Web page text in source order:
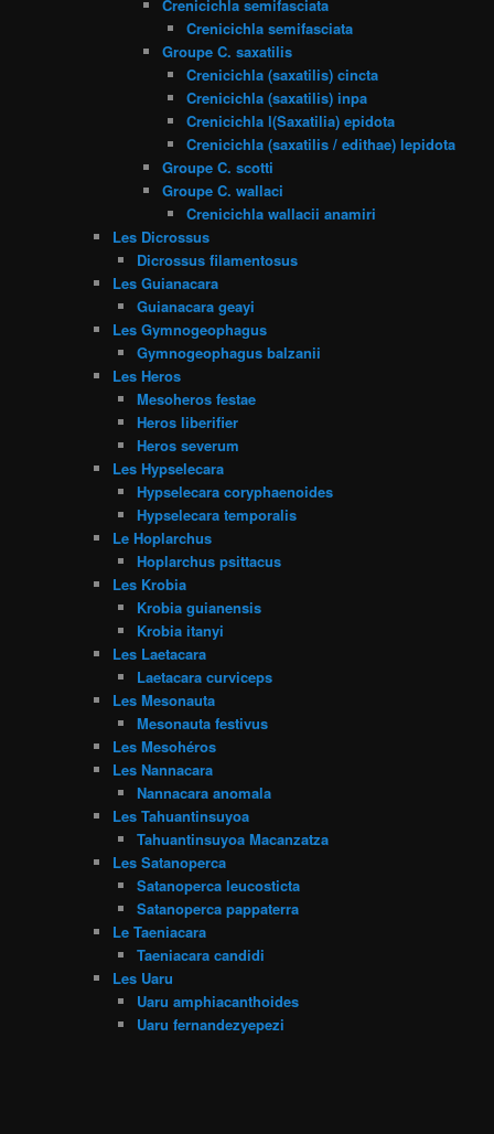
Crenicichla semifasciata
Crenicichla semifasciata
Groupe C. saxatilis
Crenicichla (saxatilis) cincta
Crenicichla (saxatilis) inpa
Crenicichla l(Saxatilia) epidota
Crenicichla (saxatilis / edithae) lepidota
Groupe C. scotti
Groupe C. wallaci
Crenicichla wallacii anamiri
Les Dicrossus
Dicrossus filamentosus
Les Guianacara
Guianacara geayi
Les Gymnogeophagus
Gymnogeophagus balzanii
Les Heros
Mesoheros festae
Heros liberifier
Heros severum
Les Hypselecara
Hypselecara coryphaenoides
Hypselecara temporalis
Le Hoplarchus
Hoplarchus psittacus
Les Krobia
Krobia guianensis
Krobia itanyi
Les Laetacara
Laetacara curviceps
Les Mesonauta
Mesonauta festivus
Les Mesohéros
Les Nannacara
Nannacara anomala
Les Tahuantinsuyoa
Tahuantinsuyoa Macanzatza
Les Satanoperca
Satanoperca leucosticta
Satanoperca pappaterra
Le Taeniacara
Taeniacara candidi
Les Uaru
Uaru amphiacanthoides
Uaru fernandezyepezi